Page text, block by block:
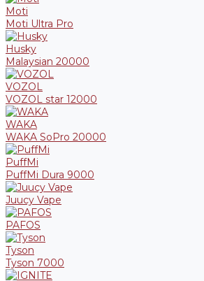
Moti
Moti Ultra Pro
Husky
Malaysian 20000
VOZOL
VOZOL star 12000
WAKA
WAKA SoPro 20000
PuffMi
PuffMi Dura 9000
Juucy Vape
PAFOS
Tyson
Tyson 7000